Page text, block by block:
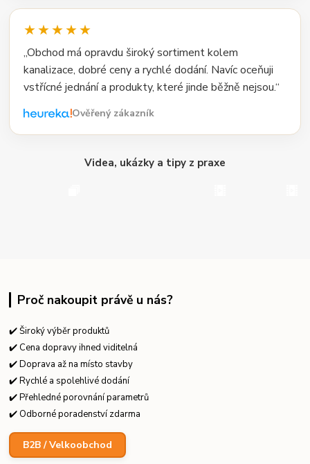
★★★★★
„Obchod má opravdu široký sortiment kolem
kanalizace, dobré ceny a rychlé dodání. Navíc oceňuji
vstřícné jednání a produkty, které jinde běžně nejsou.“
Ověřený zákazník
Videa, ukázky a tipy z praxe
Proč nakoupit právě u nás?
✔️ Široký výběr produktů
✔️ Cena dopravy ihned viditelná
✔️ Doprava až na místo stavby
✔️ Rychlé a spolehlivé dodání
✔️ Přehledné porovnání parametrů
✔️ Odborné poradenství zdarma
B2B / Velkoobchod